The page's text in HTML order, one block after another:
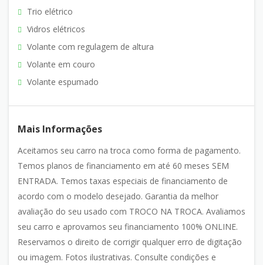
Trio elétrico
Vidros elétricos
Volante com regulagem de altura
Volante em couro
Volante espumado
Mais Informações
Aceitamos seu carro na troca como forma de pagamento.
Temos planos de financiamento em até 60 meses SEM
ENTRADA. Temos taxas especiais de financiamento de
acordo com o modelo desejado. Garantia da melhor
avaliação do seu usado com TROCO NA TROCA. Avaliamos
seu carro e aprovamos seu financiamento 100% ONLINE.
Reservamos o direito de corrigir qualquer erro de digitação
ou imagem. Fotos ilustrativas. Consulte condições e